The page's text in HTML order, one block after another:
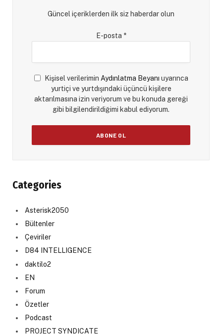
Güncel içeriklerden ilk siz haberdar olun
E-posta *
Kişisel verilerimin Aydınlatma Beyanı uyarınca
yurtiçi ve yurtdışındaki üçüncü kişilere
aktarılmasına izin veriyorum ve bu konuda gereği
gibi bilgilendirildiğimi kabul ediyorum.
Categories
Asterisk2050
Bültenler
Çeviriler
D84 INTELLIGENCE
daktilo2
EN
Forum
Özetler
Podcast
PROJECT SYNDICATE